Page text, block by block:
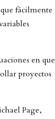
fácilmente
en que
proyectos
Page,